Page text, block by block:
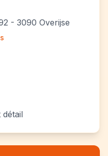
- 3090 Overijse